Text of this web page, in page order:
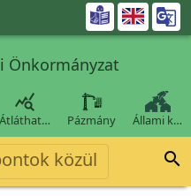

Önkormányzat

Átláthat… Pázmány Állami k…
közül 